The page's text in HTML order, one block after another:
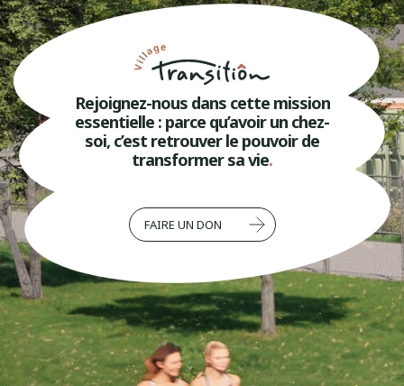
Rejoignez-nous dans cette mission
essentielle : parce qu’avoir un chez-
soi, c’est retrouver le pouvoir de
transformer sa vie.
FAIRE UN DON